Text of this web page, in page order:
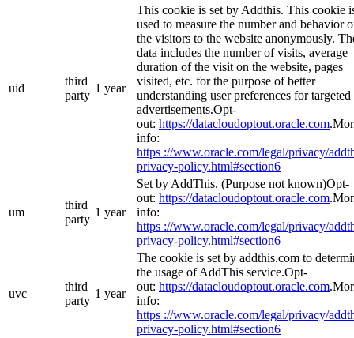
uid
third
party
1 year
This cookie is set by Addthis. This cookie
used to measure the number and behavior
the visitors to the website anonymously.
data includes the number of visits, average
duration of the visit on the website, pages
visited, etc. for the purpose of better
understanding user preferences for targeted
advertisements.Opt-
out: https://datacloudoptout.oracle.com
info:
https ://www.oracle.com/legal/privacy/
privacy-policy.html#section6
um
third
party
1 year
Set by AddThis. (Purpose not known)Opt-
out: https://datacloudoptout.oracle.com
info:
https ://www.oracle.com/legal/privacy/
privacy-policy.html#section6
uvc
third
party
1 year
The cookie is set by addthis.com to
the usage of AddThis service.Opt-
out: https://datacloudoptout.oracle.com
info:
https ://www.oracle.com/legal/privacy/
privacy-policy.html#section6